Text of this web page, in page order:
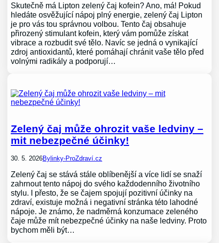
Skutečně má Lipton zelený čaj kofein? Ano, má! Pokud
hledáte osvěžující nápoj plný energie, zelený čaj Lipton
je pro vás tou správnou volbou. Tento čaj obsahuje
přirozený stimulant kofein, který vám pomůže získat
vibrace a rozbudit své tělo. Navíc se jedná o vynikající
zdroj antioxidantů, které pomáhají chránit vaše tělo před
volnými radikály a podporují…
Zelený čaj může ohrozit vaše ledviny –
mit nebezpečné účinky!
30. 5. 2026Bylinky-ProZdraví.cz
Zelený čaj se stává stále oblíbenější a více lidí se snaží
zahrnout tento nápoj do svého každodenního životního
stylu. I přesto, že se čajem spojují pozitivní účinky na
zdraví, existuje možná i negativní stránka této lahodné
nápoje. Je známo, že nadměrná konzumace zeleného
čaje může mít nebezpečné účinky na naše ledviny. Proto
bychom měli být…